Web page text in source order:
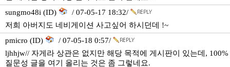
sungmo48i (ID)
/ 07-05-17 18:32/
저희 아버지도 네비게이션 사고싶어 하시던데 !~
pmicro (ID)
/ 07-05-18 0:57/
ljhhjw// 자게라 상관은 없지만 해당 목적에 게시판이 있는데, 100%
질문성 글을 여기 올리는 것은 좀 그렇네요.